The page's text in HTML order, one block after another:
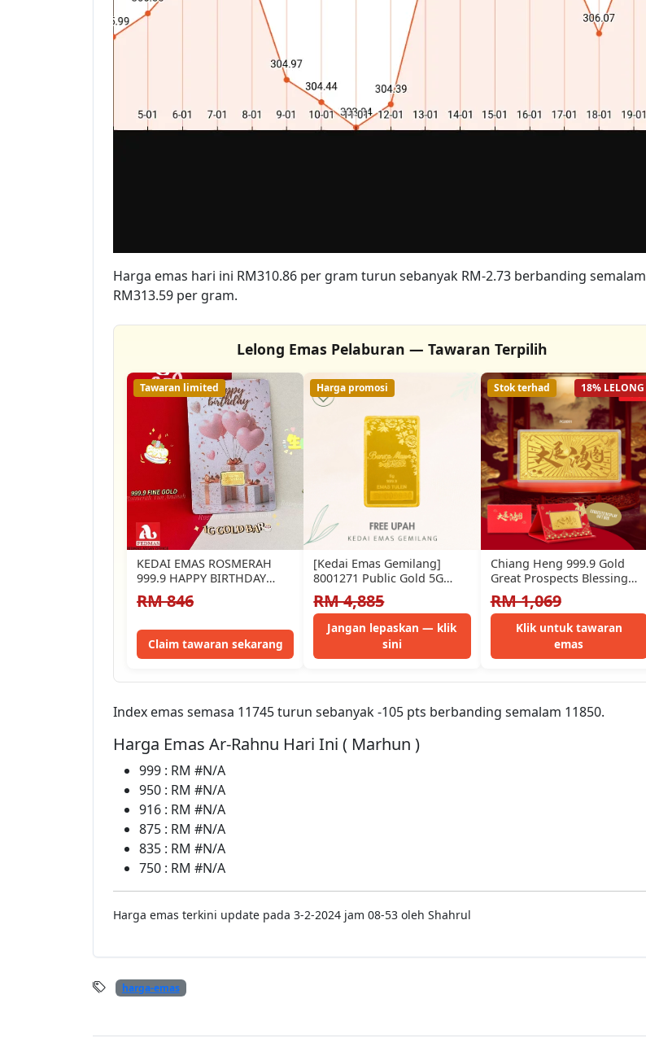
Harga emas hari ini RM310.86 per gram turun sebanyak RM-2.73 berbanding semalam
RM313.59 per gram.
Lelong Emas Pelaburan — Tawaran Terpilih
Tawaran limited
KEDAI EMAS ROSMERAH
999.9 HAPPY BIRTHDAY
GOLD BAR 1 GRAM 生日快乐
1克…
RM 846
Claim tawaran sekarang
Harga promosi
[Kedai Emas Gemilang]
8001271 Public Gold 5G
(B009930) Gold Bar (2.3Cm)
(5G)…
RM 4,885
Jangan lepaskan — klik
sini
18% LELONG
Stok terhad
Chiang Heng 999.9 Gold
Great Prospects Blessing
Gift Gold Bar | 大展鸿图礼盒
🦅…
RM 1,069
Klik untuk tawaran
emas
Index emas semasa 11745 turun sebanyak -105 pts berbanding semalam 11850.
Harga Emas Ar-Rahnu Hari Ini ( Marhun )
999 : RM #N/A
950 : RM #N/A
916 : RM #N/A
875 : RM #N/A
835 : RM #N/A
750 : RM #N/A
Harga emas terkini update pada 3-2-2024 jam 08-53 oleh Shahrul
harga-emas